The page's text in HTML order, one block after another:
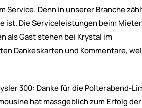
Service. Denn in unserer Branche
ist. Die Serviceleistungen beim
als Gast stehen bei Krystal im
Dankeskarten und Kommentare,
300: Danke für die Polterabend-
hat massgeblich zum Erfolg der